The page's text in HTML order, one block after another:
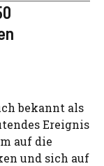
bekannt als
Ereignis
auf die
und sich auf